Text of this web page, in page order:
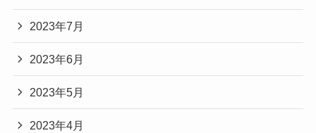
2023年7月
2023年6月
2023年5月
2023年4月